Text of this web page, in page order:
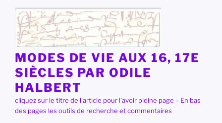
contenu
principal
MODES DE VIE AUX 16, 17E
SIÈCLES PAR ODILE
HALBERT
cliquez sur le titre de l'article pour l'avoir pleine page – En bas
des pages les outils de recherche et commentaires